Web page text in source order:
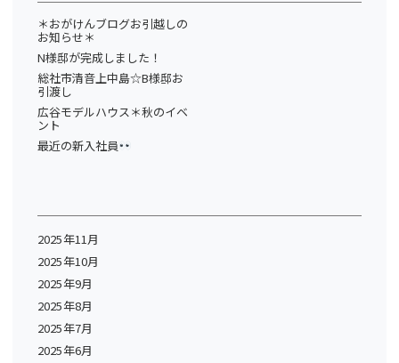
＊おがけんブログお引越しの
お知らせ＊
N様邸が完成しました！
総社市清音上中島☆B様邸お
引渡し
広谷モデルハウス＊秋のイベ
ント
最近の新入社員
2025年11月
2025年10月
2025年9月
2025年8月
2025年7月
2025年6月